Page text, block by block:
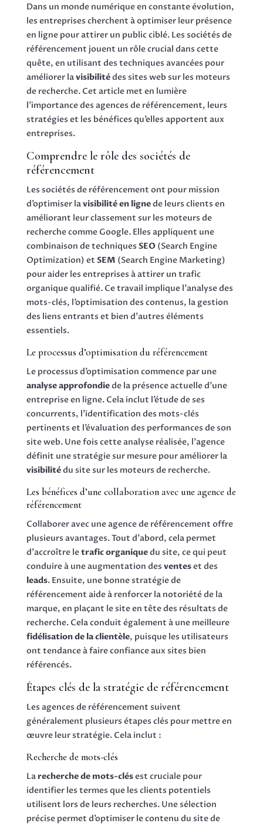
Dans un monde numérique en constante évolution,
les entreprises cherchent à optimiser leur présence
en ligne pour attirer un public ciblé. Les sociétés de
référencement jouent un rôle crucial dans cette
quête, en utilisant des techniques avancées pour
améliorer lavisibilitédes sites web sur les moteurs
de recherche. Cet article met en lumière
l’importance des agences de référencement, leurs
stratégies et les bénéfices qu’elles apportent aux
entreprises.
Comprendre le rôle des sociétés de
référencement
Les sociétés de référencement ont pour mission
d’optimiser lavisibilité en lignede leurs clients en
améliorant leur classement sur les moteurs de
recherche comme Google. Elles appliquent une
combinaison de techniques SEO(Search Engine
Optimization) et SEM (Search Engine Marketing)
pour aider les entreprises à attirer un trafic
organique qualifié. Ce travail implique l’analyse des
mots-clés, l’optimisation des contenus, la gestion
des liens entrants et bien d’autres éléments
essentiels.
Le processus d’optimisation du référencement
Le processus d’optimisation commence par une
analyse approfondiede la présence actuelle d’une
entreprise en ligne. Cela inclut l’étude de ses
concurrents, l’identification des mots-clés
pertinents et l’évaluation des performances de son
site web. Une fois cette analyse réalisée, l’agence
définit une stratégie sur mesure pour améliorer la
visibilitédu site sur les moteurs de recherche.
Les bénéfices d’une collaboration avec une agence de
référencement
Collaborer avec une agence de référencement offre
plusieurs avantages. Tout d’abord, cela permet
d’accroître letrafic organiquedu site, ce qui peut
conduire à une augmentation des venteset des
leads. Ensuite, une bonne stratégie de
référencement aide à renforcer la notoriété de la
marque, en plaçant le site en tête des résultats de
recherche. Cela conduit également à une meilleure
fidélisation de la clientèle, puisque les utilisateurs
ont tendance à faire confiance aux sites bien
référencés.
Étapes clés de la stratégie de référencement
Les agences de référencement suivent
généralement plusieurs étapes clés pour mettre en
œuvre leur stratégie. Cela inclut :
Recherche de mots-clés
La recherche de mots-clésest cruciale pour
identifier les termes que les clients potentiels
utilisent lors de leurs recherches. Une sélection
précise permet d’optimiser le contenu du site de